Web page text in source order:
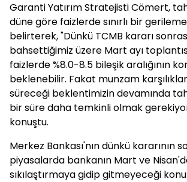
Garanti Yatırım Stratejisti Cömert,
düne göre faizlerde sınırlı bir
belirterek, "Dünkü TCMB kararı
bahsettiğimiz üzere Mart ayı
faizlerde %8.0-8.5 bileşik aralığının
beklenebilir. Fakat munzam
süreceği beklentimizin devamında
bir süre daha temkinli olmak
konuştu.
Merkez Bankası'nın dünkü kararının
piyasalarda bankanın Mart ve
sıkılaştırmaya gidip gitmeyeceği